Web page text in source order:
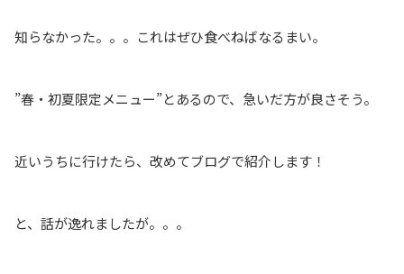
知らなかった。。。これはぜひ食べねばなるまい。
”春・初夏限定メニュー”とあるので、急いだ方が良さそう。
近いうちに行けたら、改めてブログで紹介します！
と、話が逸れましたが。。。